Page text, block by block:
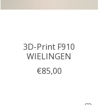
3D-Print F910
WIELINGEN
€85,00